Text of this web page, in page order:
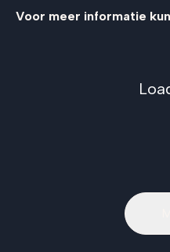
Voor meer informatie